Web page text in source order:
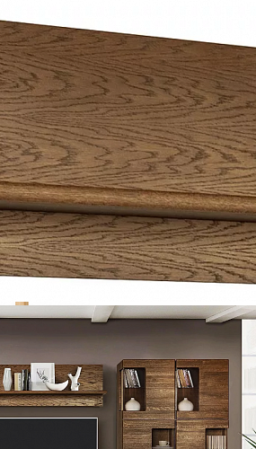
из массива
барные
для посуды
для посуды
для посуды
для посуды
для посуды
PIN MAGIC KJT7